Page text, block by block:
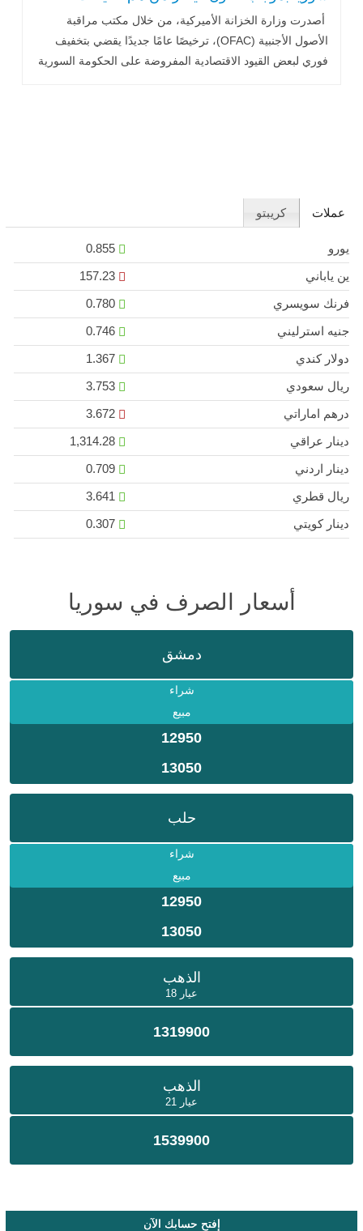
والأشخاص المعفيون؟
أصدرت وزارة الخزانة الأميركية، من خلال مكتب مراقبة
الأصول الأجنبية (OFAC)، ترخيصًا عامًا جديدًا يقضي بتخفيف
فوري لبعض القيود الاقتصادية المفروضة على الحكومة السورية
عملات كريبتو
يورو
0.855
ين ياباني
157.23
فرنك سويسري
0.780
جنيه استرليني
0.746
دولار كندي
1.367
ريال سعودي
3.753
درهم اماراتي
3.672
دينار عراقي
1,314.28
دينار اردني
0.709
ريال قطري
دينار كويتي
0.307
أسعار الصرف في سوريا
دمشق
شراء
مبيع
12950
13050
حلب
شراء
مبيع
12950
13050
الذهب
عيار 18
1319900
الذهب
عيار 21
1539900
إفتح حسابك الآن